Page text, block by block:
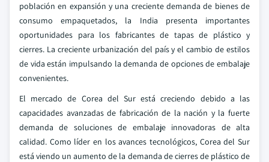
población en expansión y una creciente demanda de bienes de
consumo empaquetados, la India presenta importantes
oportunidades para los fabricantes de tapas de plástico y
cierres. La creciente urbanización del país y el cambio de estilos
de vida están impulsando la demanda de opciones de embalaje
convenientes.
El mercado de Corea del Sur está creciendo debido a las
capacidades avanzadas de fabricación de la nación y la fuerte
demanda de soluciones de embalaje innovadoras de alta
calidad. Como líder en los avances tecnológicos, Corea del Sur
está viendo un aumento de la demanda de cierres de plástico de